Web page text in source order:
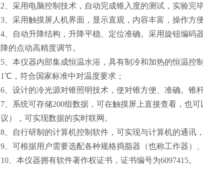
2、采用电脑控制技术，自动完成锥入度的测试，实验完
3、采用触摸屏人机界面，显示直观，内容丰富，操作方便
4、自动升降结构，升降平稳、定位准确。采用旋钮编码
降的点动高精度调节。
5、本仪器内部集成恒温水浴，具有制冷和加热的恒温控
1℃，符合国家标准中对温度要求；
6、设计的冷光源对锥照明技术，使对锥方便、准确。锥
7、系统可存储200组数据，可在触摸屏上直接查看，也
议），可实现数据的实时联网。
8、自行研制的计算机控制软件，可实现与计算机的通讯
9、可根据用户需要选配各种规格捣脂器（也称工作器）
10、本仪器拥有软件著作权证书，证书编号为6097415。